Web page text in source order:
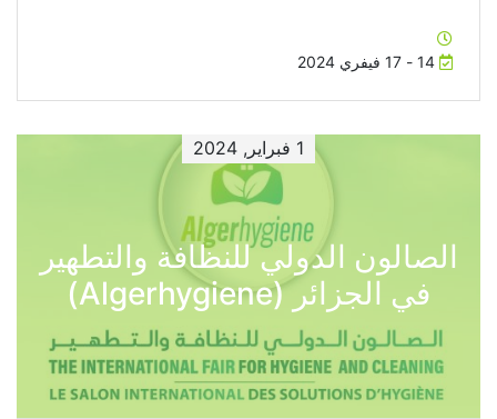
14 - 17 فيفري 2024
1 فبراير, 2024
الصالون الدولي للنظافة والتطهير
في الجزائر (Algerhygiene)